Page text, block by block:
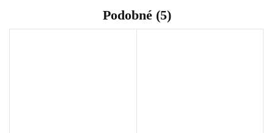
Podobné (5)